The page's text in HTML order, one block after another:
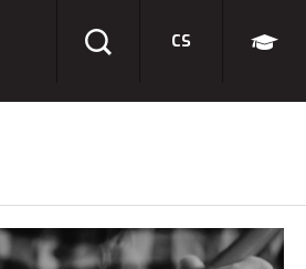
CS